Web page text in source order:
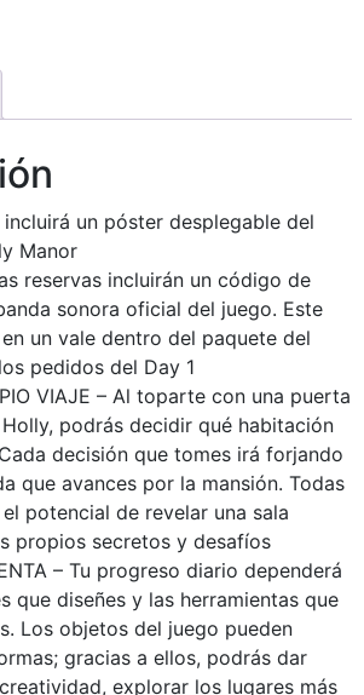
un póster desplegable del
Manor
reservas incluirán un código de
sonora oficial del juego. Este
un vale dentro del paquete del
pedidos del Day 1
VIAJE – Al toparte con una puerta
podrás decidir qué habitación
decisión que tomes irá forjando
que avances por la mansión. Todas
potencial de revelar una sala
propios secretos y desafíos
– Tu progreso diario dependerá
que diseñes y las herramientas que
Los objetos del juego pueden
gracias a ellos, podrás dar
explorar los lugares más